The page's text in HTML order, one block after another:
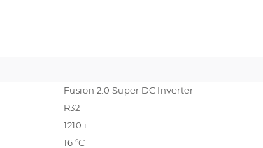
Fusion 2.0 Super DC Inverter
R32
1210 г
16 °С